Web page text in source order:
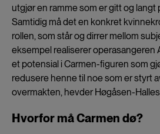
utgjør en ramme som er gitt og langt
Samtidig må det en konkret
rollen, som står og dirrer mellom
eksempel realiserer operasangeren
et potensial i Carmen-figuren som
redusere henne til noe som er styrt
overmakten, hevder Høgåsen-
Hvorfor må Carmen dø?